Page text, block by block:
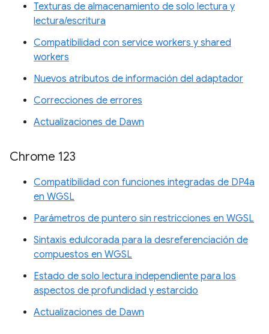
Texturas de almacenamiento de solo lectura y
lectura/escritura
Compatibilidad con service workers y shared
workers
Nuevos atributos de información del adaptador
Correcciones de errores
Actualizaciones de Dawn
Chrome 123
Compatibilidad con funciones integradas de DP4a
en WGSL
Parámetros de puntero sin restricciones en WGSL
Sintaxis edulcorada para la desreferenciación de
compuestos en WGSL
Estado de solo lectura independiente para los
aspectos de profundidad y estarcido
Actualizaciones de Dawn